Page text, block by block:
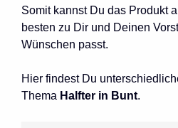
Somit kannst Du das Produkt
besten zu Dir und Deinen
Wünschen passt.
Hier findest Du
Thema Halfter in Bunt.